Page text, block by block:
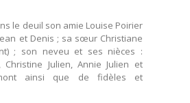
le deuil son amie Louise Poirier
et Denis ; sa sœur Christiane
; son neveu et ses nièces :
Christine Julien, Annie Julien et
ainsi que de fidèles et